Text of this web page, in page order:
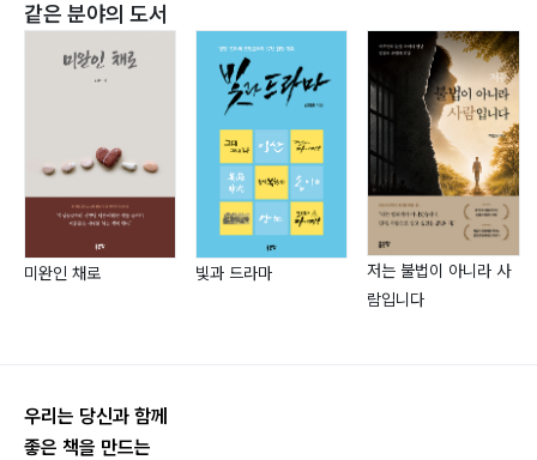
같은 분야의 도서
미완인 채로 빛과 드라마
저는 불법이 아니라 사
람입니다
우리는 당신과 함께
좋은 책을 만드는